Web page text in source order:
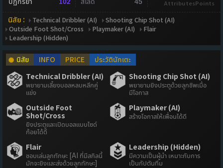
AttributesPoints
นิสัย : Technical Dribbler (AI)
Shooting Chip Shot (AI)
Outside Foot Shot/Cross
Playmaker (AI)
Flair
Leadership (Hidden)
นิสัย INFO PRICE
ประวัตินักเตะ
Technical Dribbler (AI)
พยายามเลี้ยงบอลหลบหลีกคู่
แข่ง
Shooting Chip Shot (AI)
พยายามยิงประตูด้วยลูกชิพเมื่อ
มีโอกาส
Outside Foot
Shot/Cross
ยิงประตูและเปิดบอลแบบไซด์
ก้อยได้ดี
Playmaker (AI)
สร้างโอกาสให้เพื่อนได้ดี
Flair
ชอบเล่นลูกทักษะ [AI ที่มีสกิลนี้
มักจะยิงและส่งด้วยลูกทักษะ]
Leadership (Hidden)
มีความเป็นผู้นำ เหมาะกับการ
เป็นกัปตันทีม